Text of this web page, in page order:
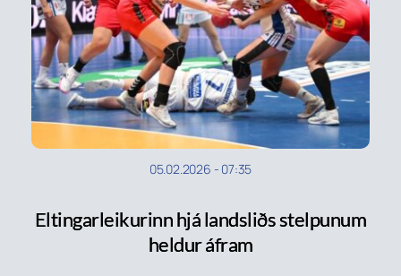
05.02.2026 - 07:35
Eltingarleikurinn hjá landsliðs stelpunum
heldur áfram